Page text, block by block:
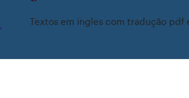
Textos em ingles com tradução pdf